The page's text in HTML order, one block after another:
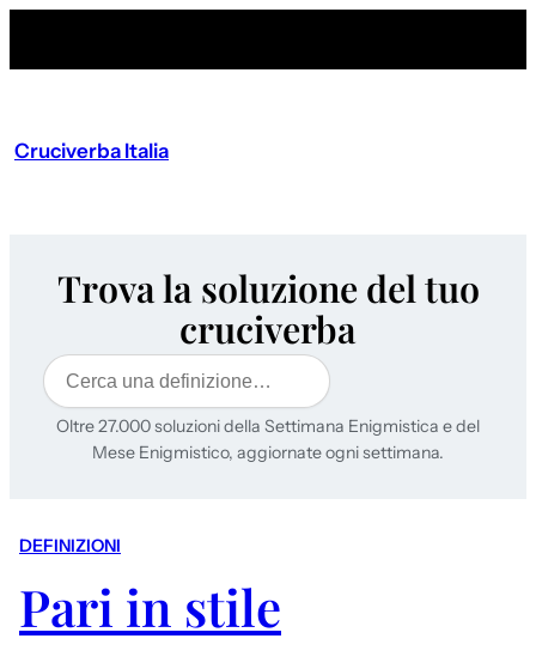
Cruciverba Italia
Trova la soluzione del tuo
cruciverba
Cerca
Oltre 27.000 soluzioni della Settimana Enigmistica e del
Mese Enigmistico, aggiornate ogni settimana.
DEFINIZIONI
Pari in stile